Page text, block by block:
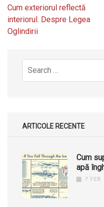
Navigare
în
articole
Cum exteriorul reflectă
interiorul. Despre Legea
Oglindirii
Search
for:
ARTICOLE RECENTE
Cum
apă
7